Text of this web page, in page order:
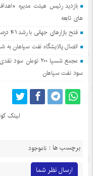
بازدید رئیس هیئت مدیره
های تابعه
فتح بازارهای جهانی با رشد ۴۱ درصدی صادرات؛ نفت سپاهان ۹۰ میلیون دلار ارزآوری کرد
اتصال پالایشگاه نفت سپاهان
سود نفت سپاهان
لینک
برچسب ها : ناموجود
ارسال نظر شما